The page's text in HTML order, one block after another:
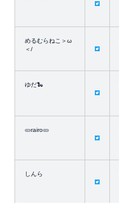
めるむらねこ＞ω
＜/
ゆだ🐍
🥒rairo🥒
しんら